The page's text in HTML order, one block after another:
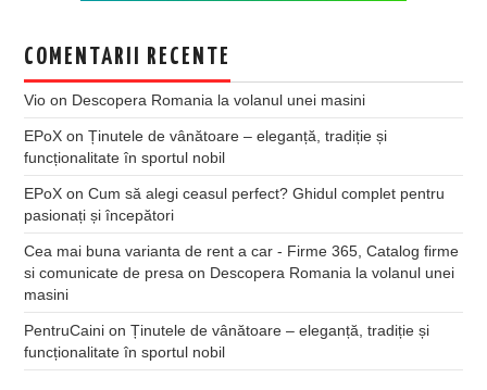
COMENTARII RECENTE
Vio on Descopera Romania la volanul unei masini
EPoX onȚinutele de vânătoare – eleganță, tradiție și
funcționalitate în sportul nobil
EPoX onCum să alegi ceasul perfect? Ghidul complet pentru
pasionați și începători
Cea mai buna varianta de rent a car - Firme 365, Catalog firme
si comunicate de presa on Descopera Romania la volanul unei
masini
PentruCaini onȚinutele de vânătoare – eleganță, tradiție și
funcționalitate în sportul nobil